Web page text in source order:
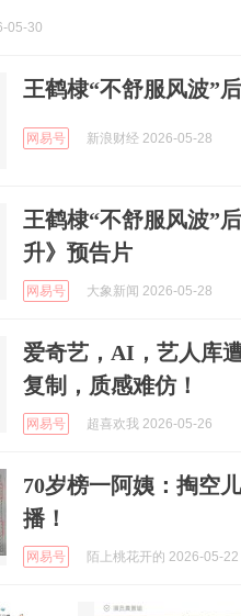
05-30
王鹤棣“不舒服风波”
网易号 新浪财经 2026-05-28
王鹤棣“不舒服风波”
升》预告片
网易号 大象新闻 2026-05-28
爱奇艺，AI，艺人库
复制，质感难仿！
网易号 超喜欢我 2026-05-26
70岁榜一阿姨：掏空
播！
网易号 陌上桃花开的 2026-05-22